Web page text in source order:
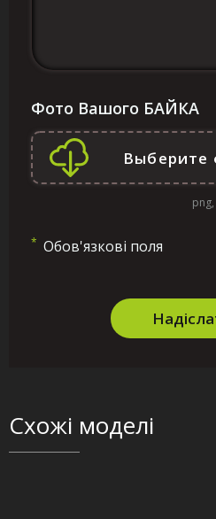
Фото Вашого БАЙКА
* Обов'язкові поля
Схожі моделі